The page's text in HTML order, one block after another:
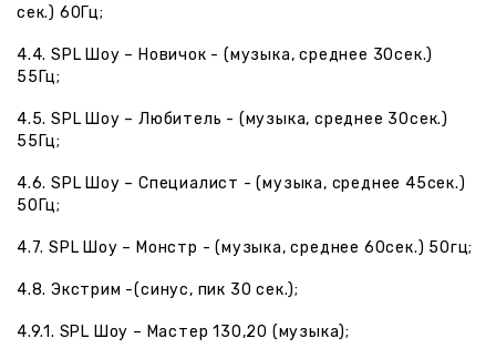
сек.) 60Гц;
4.4. SPL Шоу – Новичок - (музыка, среднее 30сек.)
55Гц;
4.5. SPL Шоу – Любитель - (музыка, среднее 30сек.)
55Гц;
4.6. SPL Шоу – Специалист - (музыка, среднее 45сек.)
50Гц;
4.7. SPL Шоу – Монстр - (музыка, среднее 60сек.) 50гц;
4.8. Экстрим -(синус, пик 30 сек.);
4.9.1. SPL Шоу – Мастер 130,20 (музыка);